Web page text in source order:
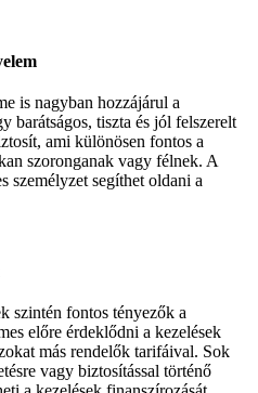
is nagyban hozzájárul a
barátságos, tiszta és jól felszerelt
ami különösen fontos a
szoronganak vagy félnek. A
személyzet segíthet oldani a
szintén fontos tényezők a
előre érdeklődni a kezelések
más rendelők tarifáival. Sok
vagy biztosítással történő